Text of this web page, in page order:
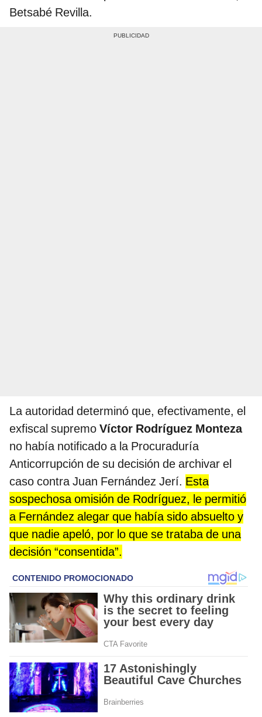
Betsabé Revilla.
La autoridad determinó que, efectivamente, el
exfiscal supremo Víctor Rodríguez Monteza
no había notificado a la Procuraduría
Anticorrupción de su decisión de archivar el
caso contra Juan Fernández Jerí. Esta
sospechosa omisión de Rodríguez, le permitió
a Fernández alegar que había sido absuelto y
que nadie apeló, por lo que se trataba de una
decisión “consentida”.